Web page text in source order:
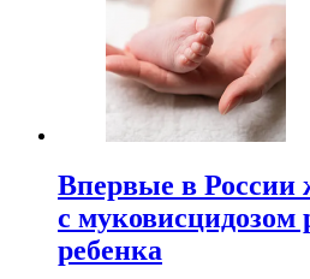
Впервые в
с муковисцидозом
ребенка